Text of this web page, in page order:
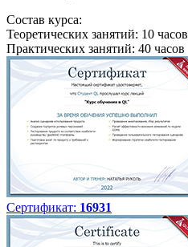
Состав курса:
Теоретических занятий: 10 часов
Практических занятий: 40 часов
Сертификат: 16931